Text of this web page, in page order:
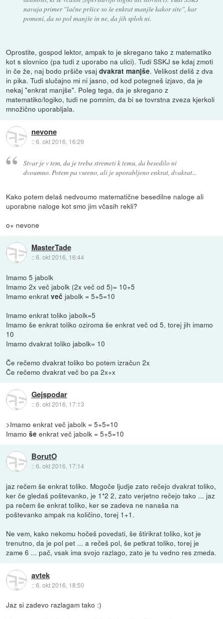
navaja primer "lačne pršice so še enkrat manjše kakor site", kar
pomeni, da so pol manjše in ne, da jih sploh ni.
Oprostite, gospod lektor, ampak to je skregano tako z matematiko
kot s slovnico (pa tudi z uporabo na ulici). Tudi SSKJ se kdaj zmoti
in če že, naj bodo pršiče vsajdvakrat manjše. Velikost deliš z dva
in pika. Tudi slučajno mi ni jasno, od kod potegneš izjavo, da je
nekaj "enkrat manjše". Poleg tega, da je skregano z
matematiko/logiko, tudi ne pomnim, da bi se tovrstna zveza kjerkoli
množično uporabljala.
nevone
::6. okt 2016, 16:29
Stvar je v tem, da je treba stremeti k temu, da besedilo ni
dvoumno. Potem pa vseeno, ali je uporabljeno enkrat, dvakrat...
Kako potem delaš nedvoumo matematične besedilne naloge ali
uporabne naloge kot smo jim včasih rekli?
o+ nevone
MasterTade
::6. okt 2016, 16:44
Imamo 5 jabolk
Imamo 2x več jabolk (2x več od 5)= 10+5
Imamo enkratveč jabolk = 5+5=10
Imamo enkrat toliko jabolk=5
Imamo še enkrat toliko oziroma še enkrat več od 5, torej jih imamo
10
Imamo dvakrat toliko jabolk= 10
Če rečemo dvakrat toliko bo potem izračun 2x
Če rečemo dvakrat več bo pa 2x+x
Gejspodar
::6. okt 2016, 17:13
>Imamo enkrat več jabolk = 5+5=10
Imamoše enkrat več jabolk = 5+5=10
BorutO
::6. okt 2016, 17:14
jaz rečem še enkrat toliko. Mogoče ljudje zato rečejo dvakrat toliko,
ker če gledaš poštevanko, je 1*2 2, zato verjetno rečejo tako ... jaz
pa rečem še enkrat toliko, ker se zadeva ne nanaša na
poštevanko ampak na količino, torej 1+1.
Ne vem, kako nekomu hočeš povedati, še štirikrat toliko, kot je
trenutno, da je pol pet ... a rečeš pol, še petkrat toliko, torej je
zame 6 ... pač, vsak ima svojo razlago, zato je tu vedno res zmeda.
avtek
::6. okt 2016, 18:50
Jaz si zadevo razlagam tako :)